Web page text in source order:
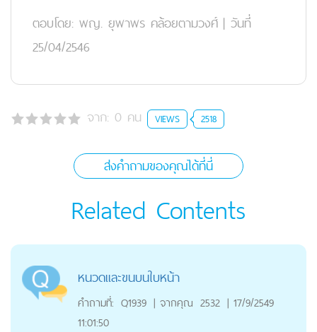
ตอบโดย: พญ. ยุพาพร คล้อยตามวงศ์ | วันที่
25/04/2546
จาก: 0 คน VIEWS 2518
ส่งคำถามของคุณได้ที่นี่
Related Contents
หนวดเเละขนบนใบหน้า
คำถามที่: Q1939 | จากคุณ 2532 | 17/9/2549
11:01:50